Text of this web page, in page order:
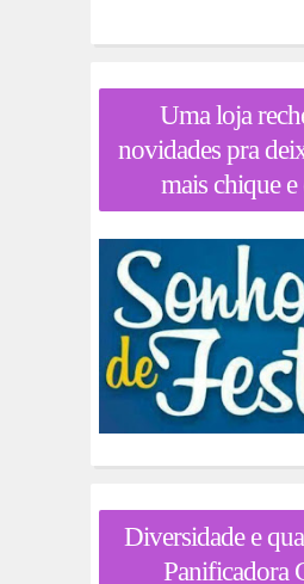
Uma loja
novidades pra
mais chique e
Diversidade e
Panificadora